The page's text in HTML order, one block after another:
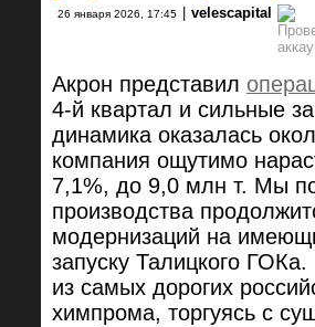
26 января 2026, 17:45 | velescapital
Акрон представил
4-й квартал и сильные
динамика оказалась
компания ощутимо
7,1%, до 9,0 млн т. Мы
производства
модернизаций на
запуску Талицкого
из самых дорогих
химпрома, торгуясь с